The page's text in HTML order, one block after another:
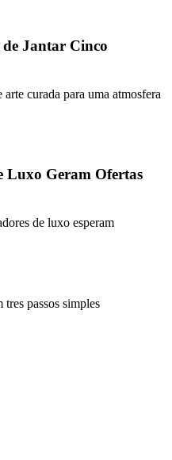
Jantar Cinco
curada para uma atmosfera
Luxo Geram Ofertas
de luxo esperam
passos simples